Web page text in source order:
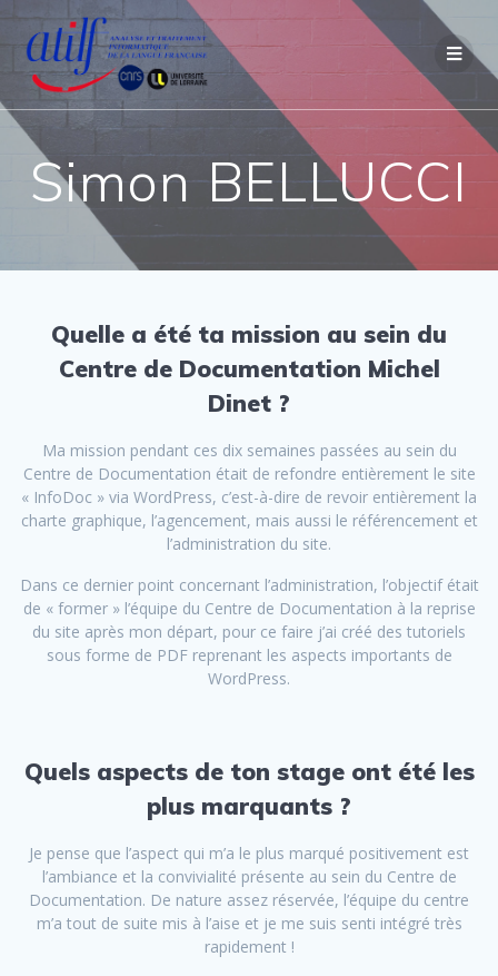
Simon BELLUCCI
Quelle a été ta mission au sein du
Centre de Documentation Michel
Dinet ?
Ma mission pendant ces dix semaines passées au sein du
Centre de Documentation était de refondre entièrement le site
« InfoDoc » via WordPress, c’est-à-dire de revoir entièrement la
charte graphique, l’agencement, mais aussi le référencement et
l’administration du site.
Dans ce dernier point concernant l’administration, l’objectif était
de « former » l’équipe du Centre de Documentation à la reprise
du site après mon départ, pour ce faire j’ai créé des tutoriels
sous forme de PDF reprenant les aspects importants de
WordPress.
Quels aspects de ton stage ont été les
plus marquants ?
Je pense que l’aspect qui m’a le plus marqué positivement est
l’ambiance et la convivialité présente au sein du Centre de
Documentation. De nature assez réservée, l’équipe du centre
m’a tout de suite mis à l’aise et je me suis senti intégré très
rapidement !